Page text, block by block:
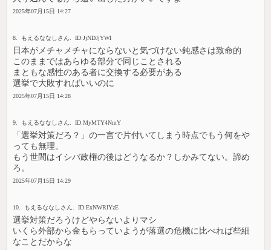
2025年07月15日 14:27
8. もえるななしさん. ID:JjNDJjYWI
日本がメチャメチャにならないと気づけない鈍感さは致命的
このままではあらゆる部分で同じことされる
まともな感性のある者に交換する必要がある
選挙で大敗すればいいのに
2025年07月15日 14:28
9. もえるななしさん. ID:MyMTY4NmY
「選挙対策だろ？」の一言で片付いてしまう時点でもう何をや
っても無理。
もう世間はイシバ政権の後はどうなるか？しかみてない。諦め
ろ。
2025年07月15日 14:29
10. もえるななしさん. ID:ExNWRlYzE
選挙対策だろうけどやらないよりマシ
いくら外部から金もらっていようが落選の危機に比べれば些細
なことだからな